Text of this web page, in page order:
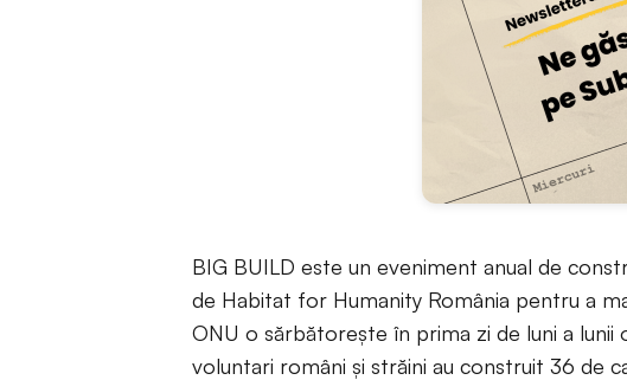
BIG BUILD este un eveniment anual de
de Habitat for Humanity România pentru a
ONU o sărbătorește în prima zi de luni a lunii
voluntari români și străini au construit 36 de